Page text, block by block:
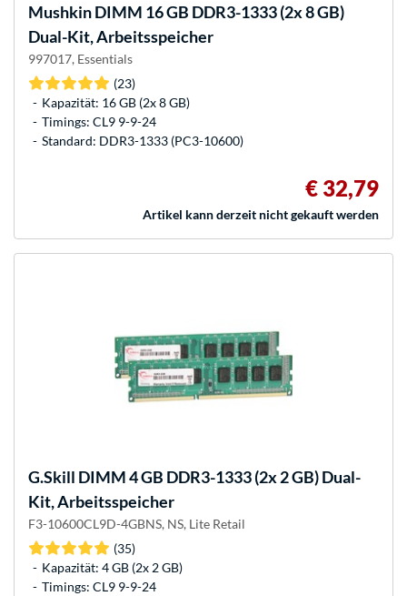
MushkinDIMM 16 GB DDR3-1333 (2x 8 GB)
Dual-Kit, Arbeitsspeicher
997017, Essentials
(23)
Kapazität: 16 GB (2x 8 GB)
Timings: CL9 9-9-24
Standard: DDR3-1333 (PC3-10600)
€ 32,79
Artikel kann derzeit nicht gekauft werden
G.Skill DIMM 4 GB DDR3-1333 (2x 2 GB) Dual-
Kit, Arbeitsspeicher
F3-10600CL9D-4GBNS, NS, Lite Retail
(35)
Kapazität: 4 GB (2x 2 GB)
Timings: CL9 9-9-24